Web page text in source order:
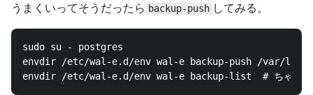
うまくいってそうだったら backup-push してみる。
sudo su - postgres
envdir /etc/wal-e.d/env wal-e backup-push /var/lib/